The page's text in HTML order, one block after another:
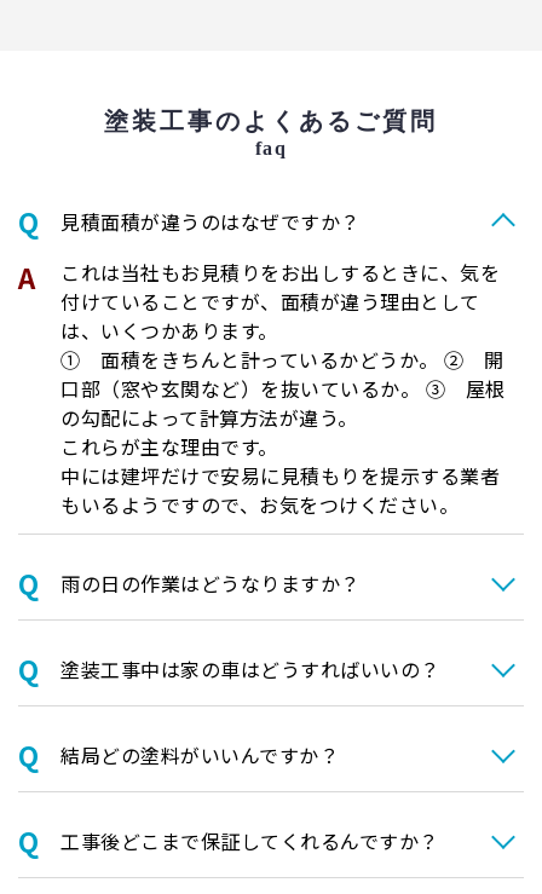
塗装工事のよくあるご質問
faq
⾒積⾯積が違うのはなぜですか？
これは当社もお見積りをお出しするときに、気を
付けていることですが、面積が違う理由として
は、いくつかあります。
① 面積をきちんと計っているかどうか。 ② 開
口部（窓や玄関など）を抜いているか。 ③ 屋根
の勾配によって計算方法が違う。
これらが主な理由です。
中には建坪だけで安易に見積もりを提示する業者
もいるようですので、お気をつけください。
⾬の日の作業はどうなりますか？
塗装⼯事中は家の⾞はどうすればいいの？
結局どの塗料がいいんですか？
⼯事後どこまで保証してくれるんですか？